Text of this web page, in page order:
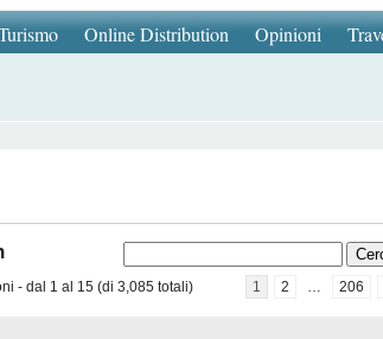
Online Distribution Opinioni
- dal 1 al 15 (di 3,085 totali) 1 2 … 206